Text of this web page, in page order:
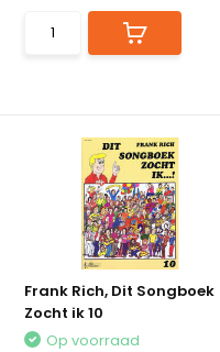
Frank Rich, Dit Songboek
Zocht ik 10
Op voorraad